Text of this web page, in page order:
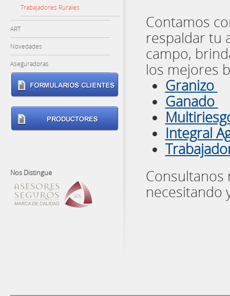
Contamos
respaldar tu
campo,
los mejores
Granizo
Ganado
Integral
Consultanos
necesitando
Trabajadores Rurales
ART
Novedades
Aseguradoras
Nos Distingue